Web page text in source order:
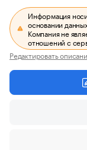
Информация
основании
Компания не
отношений с
Редактировать